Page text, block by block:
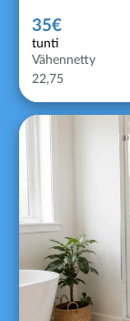
35€
tunti
Vähennetty
22,75